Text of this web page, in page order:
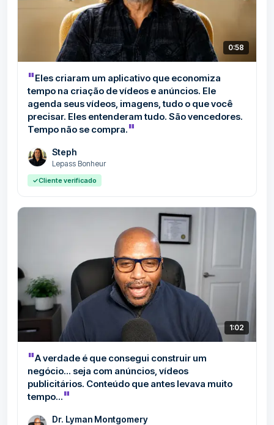
0:58
"Eles criaram um aplicativo que economiza
tempo na criação de vídeos e anúncios. Ele
agenda seus vídeos, imagens, tudo o que você
precisar. Eles entenderam tudo. São vencedores.
Tempo não se compra."
Steph
Lepass Bonheur
✓Cliente verificado
1:02
"A verdade é que consegui construir um
negócio... seja com anúncios, vídeos
publicitários. Conteúdo que antes levava muito
tempo..."
Dr. Lyman Montgomery